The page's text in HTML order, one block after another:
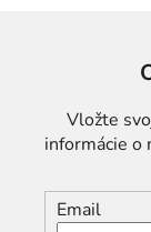
Vložte
informácie o
Email